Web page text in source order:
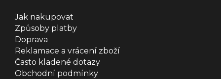
Jak nakupovat
Způsoby platby
Doprava
Reklamace a vrácení zboží
Často kladené dotazy
Obchodní podmínky